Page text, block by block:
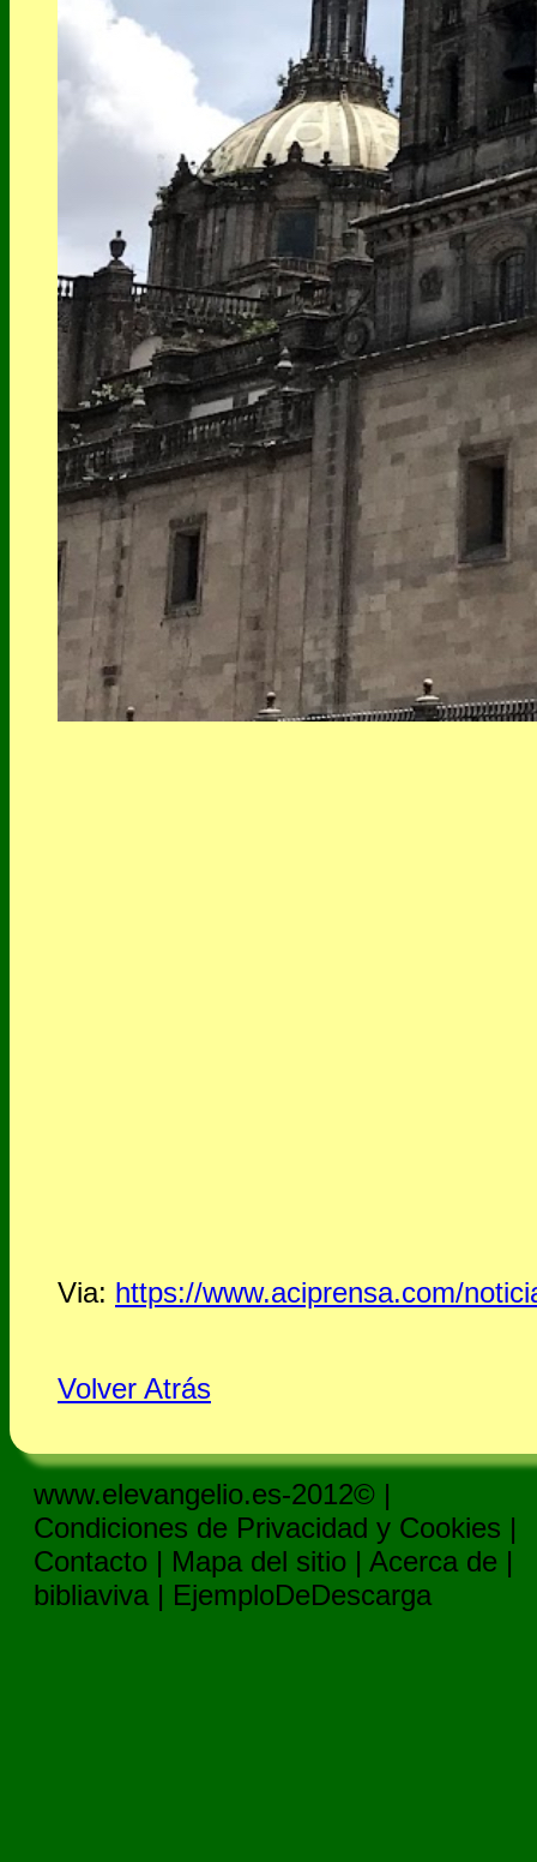
Via: https://www.aciprensa.com/
Volver Atrás
www.elevangelio.es-2012© |
Condiciones de Privacidad y Cookies |
Contacto | Mapa del sitio | Acerca de |
bibliaviva | EjemploDeDescarga